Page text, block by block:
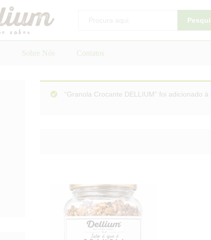
Sobre Nós Contatos
“Granola Crocante DELLIUM” foi adicionado